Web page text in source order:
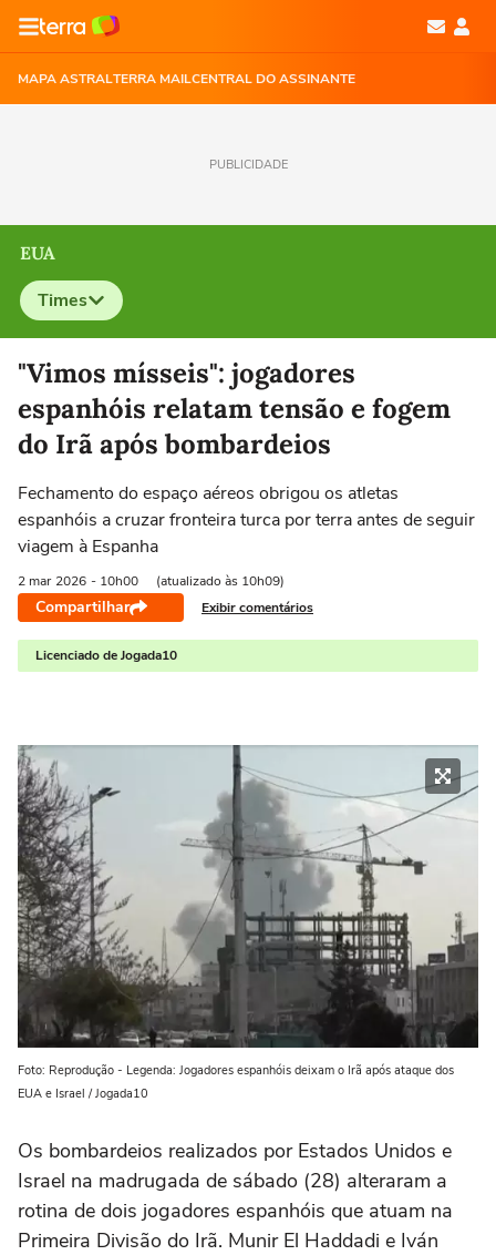
MAPA ASTRALTERRA MAILCENTRAL DO ASSINANTE
PUBLICIDADE
EUA
Times
Selecione o time para ver as notícias
"Vimos mísseis": jogadores
espanhóis relatam tensão e fogem
do Irã após bombardeios
Fechamento do espaço aéreos obrigou os atletas
espanhóis a cruzar fronteira turca por terra antes de seguir
viagem à Espanha
2 mar 2026 - 10h00 (atualizado às 10h09)
Compartilhar Exibir comentários
Licenciado de Jogada10
Foto: Reprodução - Legenda: Jogadores espanhóis deixam o Irã após ataque dos
EUA e Israel / Jogada10
Os bombardeios realizados por Estados Unidos e
Israel na madrugada de sábado (28) alteraram a
rotina de dois jogadores espanhóis que atuam na
Primeira Divisão do Irã. Munir El Haddadi e Iván